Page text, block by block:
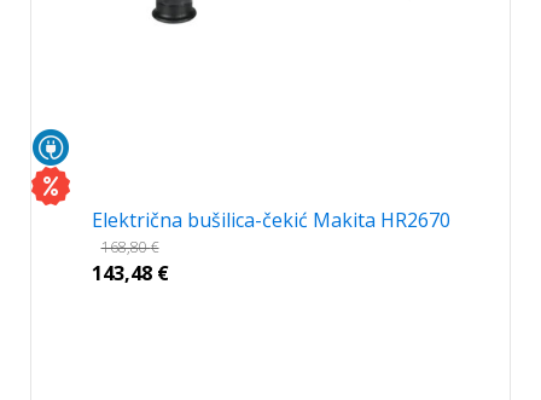
Električna bušilica-čekić Makita HR2670
168,80€
143,48 €